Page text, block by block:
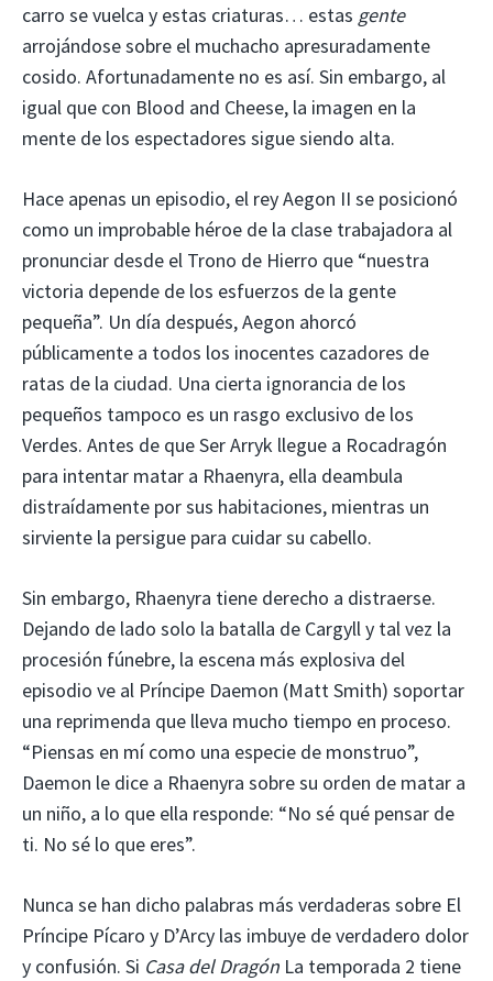
carro se vuelca y estas criaturas… estas gente
arrojándose sobre el muchacho apresuradamente
cosido. Afortunadamente no es así. Sin embargo, al
igual que con Blood and Cheese, la imagen en la
mente de los espectadores sigue siendo alta.
Hace apenas un episodio, el rey Aegon II se posicionó
como un improbable héroe de la clase trabajadora al
pronunciar desde el Trono de Hierro que “nuestra
victoria depende de los esfuerzos de la gente
pequeña”. Un día después, Aegon ahorcó
públicamente a todos los inocentes cazadores de
ratas de la ciudad. Una cierta ignorancia de los
pequeños tampoco es un rasgo exclusivo de los
Verdes. Antes de que Ser Arryk llegue a Rocadragón
para intentar matar a Rhaenyra, ella deambula
distraídamente por sus habitaciones, mientras un
sirviente la persigue para cuidar su cabello.
Sin embargo, Rhaenyra tiene derecho a distraerse.
Dejando de lado solo la batalla de Cargyll y tal vez la
procesión fúnebre, la escena más explosiva del
episodio ve al Príncipe Daemon (Matt Smith) soportar
una reprimenda que lleva mucho tiempo en proceso.
“Piensas en mí como una especie de monstruo”,
Daemon le dice a Rhaenyra sobre su orden de matar a
un niño, a lo que ella responde: “No sé qué pensar de
ti. No sé lo que eres”.
Nunca se han dicho palabras más verdaderas sobre El
Príncipe Pícaro y D’Arcy las imbuye de verdadero dolor
y confusión. Si Casa del Dragón La temporada 2 tiene